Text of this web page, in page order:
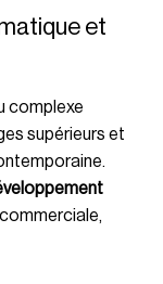
et
complexe
supérieurs et